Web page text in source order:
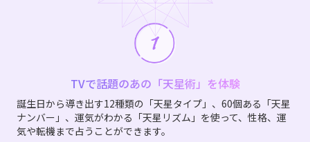
TVで話題のあの「天星術」を体験
誕生日から導き出す12種類の「天星タイプ」、60個ある「天星
ナンバー」、運気がわかる「天星リズム」を使って、性格、運
気や転機まで占うことができます。